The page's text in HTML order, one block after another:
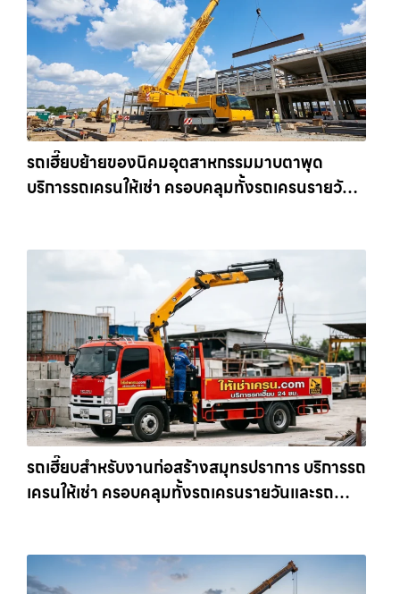
รถเฮี๊ยบย้ายของนิคมอุตสาหกรรมมาบตาพุด
บริการรถเครนให้เช่า ครอบคลุมทั้งรถเครนรายวัน
รถเฮี๊ยบสำหรับงานก่อสร้างสมุทรปราการ บริการรถ
เครนให้เช่า ครอบคลุมทั้งรถเครนรายวันและรถ